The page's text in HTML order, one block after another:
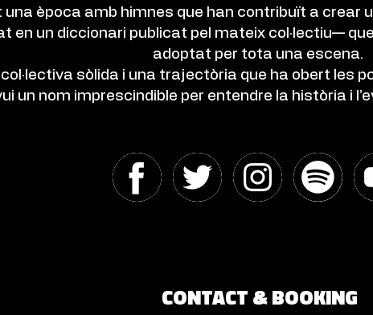
època amb himnes que han contribuït a crear
en un diccionari publicat pel mateix col·lectiu—
adoptat per tota una escena.
sòlida i una trajectòria que ha obert les
un nom imprescindible per entendre la història i
CONTACT & BOOKING